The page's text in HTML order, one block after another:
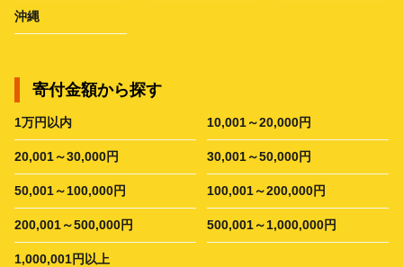
沖縄
寄付金額から探す
1万円以内 10,001～20,000円
20,001～30,000円 30,001～50,000円
50,001～100,000円 100,001～200,000円
200,001～500,000円 500,001～1,000,000円
1,000,001円以上